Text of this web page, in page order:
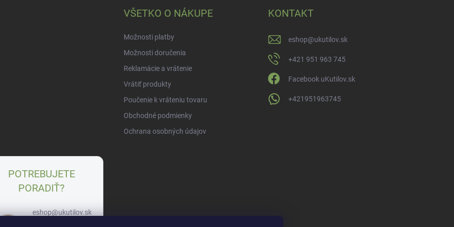
VŠETKO O NÁKUPE
Možnosti platby
Možnosti doručenia
Reklamácie a vrátenie
Vrátiť produkty
Poučenie k vráteniu tovaru
Obchodné podmienky
Ochrana osobných údajov
KONTAKT
eshop@ukutilov.sk
+421 951 963 745
Facebook uKutilov.sk
+421951963745
POTREBUJETE
PORADIŤ?
eshop@ukutilov.sk